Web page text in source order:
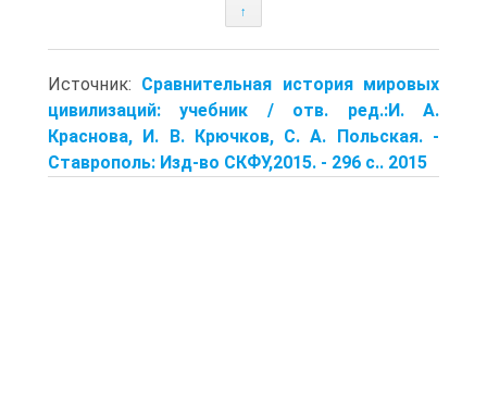
↑
Источник: Сравнительная история мировых
цивилизаций: учебник / отв. ред.:И. А.
Краснова, И. В. Крючков, С. А. Польская. -
Ставрополь: Изд-во СКФУ,2015. - 296 с.. 2015